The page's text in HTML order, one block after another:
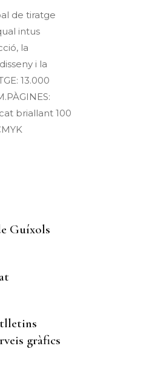
de tiratge
intus
, la
disseny i la
13.000
briallant 100
Guíxols
gràfics